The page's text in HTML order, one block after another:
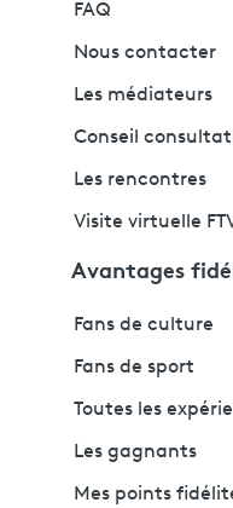
FAQ
Nous contacter
Les médiateurs
Conseil
Les rencontres
Visite virtuelle
Avantages
Fans de culture
Fans de sport
Toutes les
Les gagnants
Mes points